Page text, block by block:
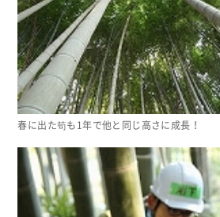
春に出た筍も1年で他と同じ高さに成長！